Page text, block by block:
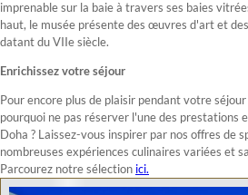
imprenable sur la baie à travers ses baies
haut, le musée présente des œuvres d'art et
datant du VIIe siècle.
Enrichissez votre séjour
Pour encore plus de plaisir pendant votre
pourquoi ne pas réserver l'une des prestations
Doha ? Laissez-vous inspirer par nos offres de
nombreuses expériences culinaires variées et
Parcourez notre sélection ici.